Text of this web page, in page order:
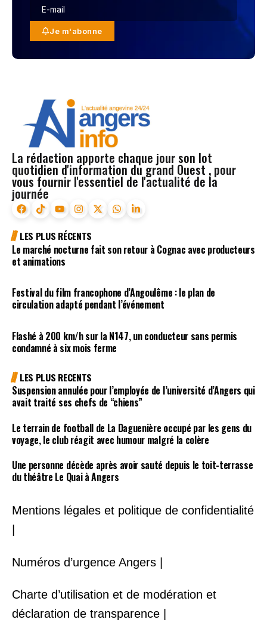
Je m'abonne
La rédaction apporte chaque jour son lot
quotidien d'information du grand Ouest , pour
vous fournir l'essentiel de l'actualité de la
journée
LES PLUS RÉCENTS
Le marché nocturne fait son retour à Cognac avec producteurs
et animations
Festival du film francophone d’Angoulême : le plan de
circulation adapté pendant l’événement
Flashé à 200 km/h sur la N147, un conducteur sans permis
condamné à six mois ferme
LES PLUS RECENTS
Suspension annulée pour l’employée de l’université d’Angers qui
avait traité ses chefs de “chiens”
Le terrain de football de La Daguenière occupé par les gens du
voyage, le club réagit avec humour malgré la colère
Une personne décède après avoir sauté depuis le toit-terrasse
du théâtre Le Quai à Angers
Mentions légales et politique de confidentialité
Numéros d’urgence Angers |
Charte d’utilisation et de modération et
déclaration de transparence |